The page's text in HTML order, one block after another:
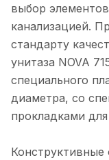
выбор
канализацией.
стандарту
унитаза NOVA
специального
диаметра, со
прокладками
Конструктивные